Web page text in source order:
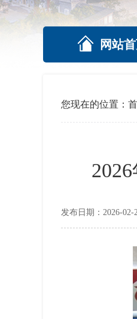
网站
您现在的位置：
发布日期：2026-02-